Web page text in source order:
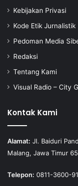
Kebijakan Privasi
Kode Etik Jurnalistik
Pedoman Media
Redaksi
Tentang Kami
Visual Radio – City
Kontak Kami
Alamat: Jl. Baiduri
Malang, Jawa Timur
Telepon: 0811-3600-